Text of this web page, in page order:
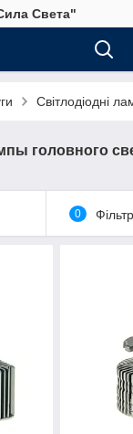
Света"
Світлодіодні
головного
0